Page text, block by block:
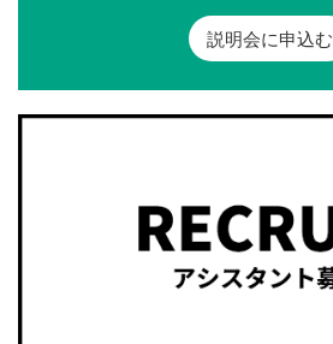
説明会に申込む